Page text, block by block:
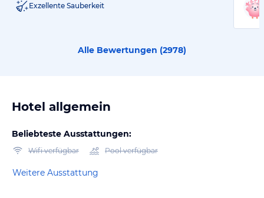
Exzellente Sauberkeit
Alle Bewertungen (2978)
Hotel allgemein
Beliebteste Ausstattungen:
Wifi verfügbar Pool verfügbar
Weitere Ausstattung